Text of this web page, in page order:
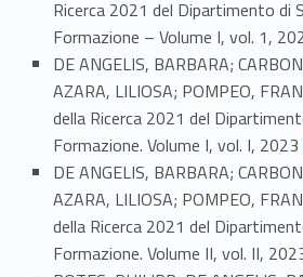
Ricerca 2021 del Dipartimento di
Formazione – Volume I, vol. 1,
DE ANGELIS, BARBARA;
AZARA, LILIOSA; POMPEO,
della Ricerca 2021 del
Formazione. Volume I, vol. I, 2023
DE ANGELIS, BARBARA;
AZARA, LILIOSA; POMPEO,
della Ricerca 2021 del
Formazione. Volume II, vol. II,